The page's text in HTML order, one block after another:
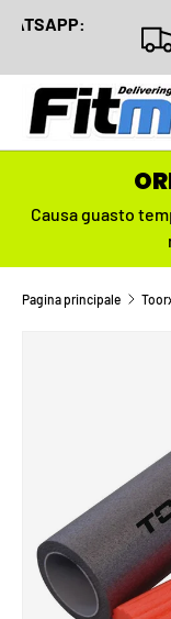
PASSA AI
SPEDIZIONE
superiore a €
Causa guasto
Pagina principale